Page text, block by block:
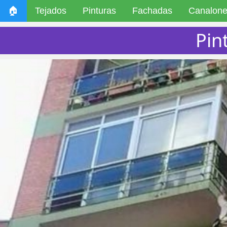
🏠 Tejados Pinturas Fachadas